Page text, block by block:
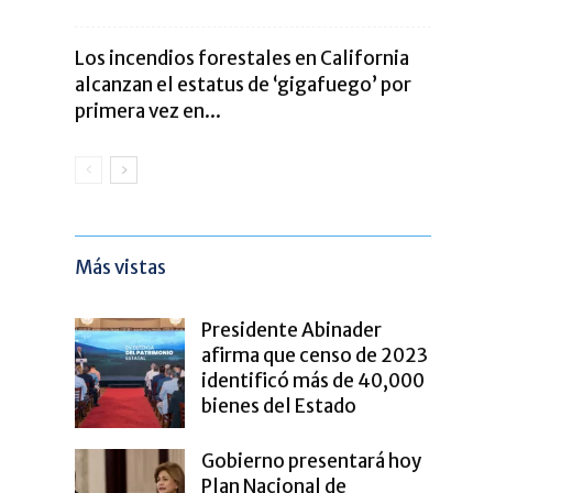
Los incendios forestales en California
alcanzan el estatus de ‘gigafuego’ por
primera vez en...
Más vistas
Presidente Abinader
afirma que censo de 2023
identificó más de 40,000
bienes del Estado
Gobierno presentará hoy
Plan Nacional de